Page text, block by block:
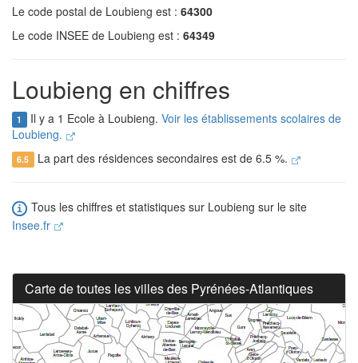
Le code postal de Loubieng est : 64300
Le code INSEE de Loubieng est : 64349
Loubieng en chiffres
1 Il y a 1 Ecole à Loubieng. Voir les établissements scolaires de
Loubieng.
6.5 La part des résidences secondaires est de 6.5 %.
Tous les chiffres et statistiques sur Loubieng sur le site
Insee.fr
Carte de toutes les villes des Pyrénées-Atlantiques